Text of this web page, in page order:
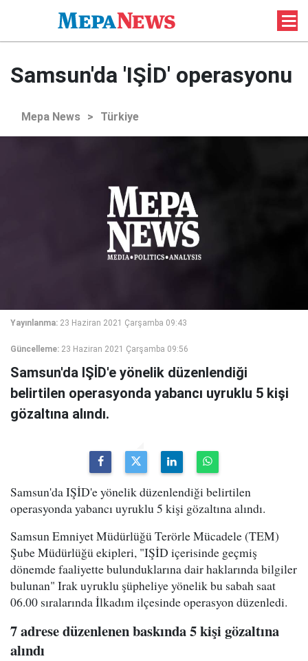
Samsun'da 'IŞİD' operasyonu
Mepa News > Türkiye
Yayınlanma: 23 Haziran 2021 Çarşamba 09:43
Güncelleme: 23 Haziran 2021 Çarşamba 09:56
Samsun'da IŞİD'e yönelik düzenlendiği
belirtilen operasyonda yabancı uyruklu 5 kişi
gözaltına alındı.
Samsun'da IŞİD'e yönelik düzenlendiği belirtilen
operasyonda yabancı uyruklu 5 kişi gözaltına alındı.
Samsun Emniyet Müdürlüğü Terörle Mücadele (TEM)
Şube Müdürlüğü ekipleri, "IŞİD içerisinde geçmiş
dönemde faaliyette bulunduklarına dair haklarında bilgiler
bulunan" Irak uyruklu şüpheliye yönelik bu sabah saat
06.00 sıralarında İlkadım ilçesinde operasyon düzenledi.
7 adrese düzenlenen baskında 5 kişi gözaltına
alındı